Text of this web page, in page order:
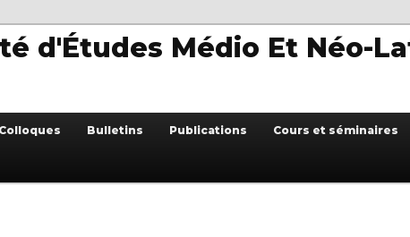
d'Études Médio Et Néo-
Colloques Bulletins Publications Cours et séminaires